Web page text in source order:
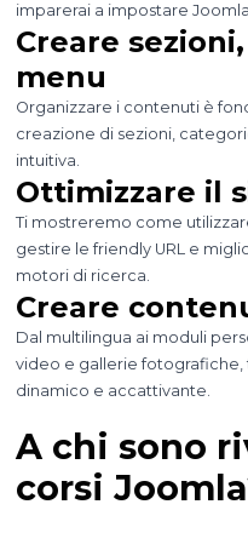
imparerai a impostare
Creare
menu
Organizzare i contenuti è
creazione di sezioni,
intuitiva.
Ottimizzare il
Ti mostreremo come
gestire le friendly URL e
motori di ricerca.
Creare
Dal multilingua ai moduli
video e gallerie
dinamico e accattivante.
A chi sono
corsi